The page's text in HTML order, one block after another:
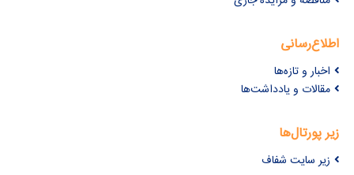
اطلاع‌رسانی
اخبار و تازه‌ها
مقالات و یادداشت‌ها
زیر پورتال‌ها
زیر سایت شفاف